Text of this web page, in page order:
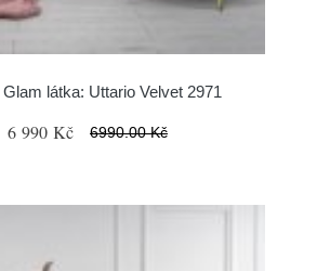
látka: Uttario Velvet 2971
6 990 Kč 6990.00 Kč